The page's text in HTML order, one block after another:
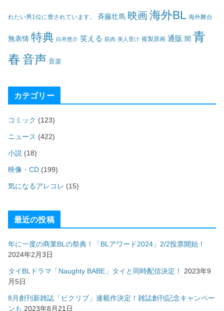
れたい男1位に脅されています。 斉藤壮馬 映画海外BL 海外舞台
無表情 特典 白井悠介 笑える 筋肉 美人受け 複製原画 通販 闇 青
春音声 音楽
カテゴリー
コミック (123)
ニュース (422)
小説 (18)
映像・CD (199)
気になるアレコレ (15)
最近の投稿
年に一度の商業BLの祭典！「BLアワード2024」2/2投票開始！
2024年2月3日
タイBLドラマ「Naughty BABE」タイと同時配信決定！
2023年9
月5日
8月創刊新雑誌「ピクリブ」連載作決定！雑誌創刊記念キャンペー
ンも 2023年8月21日